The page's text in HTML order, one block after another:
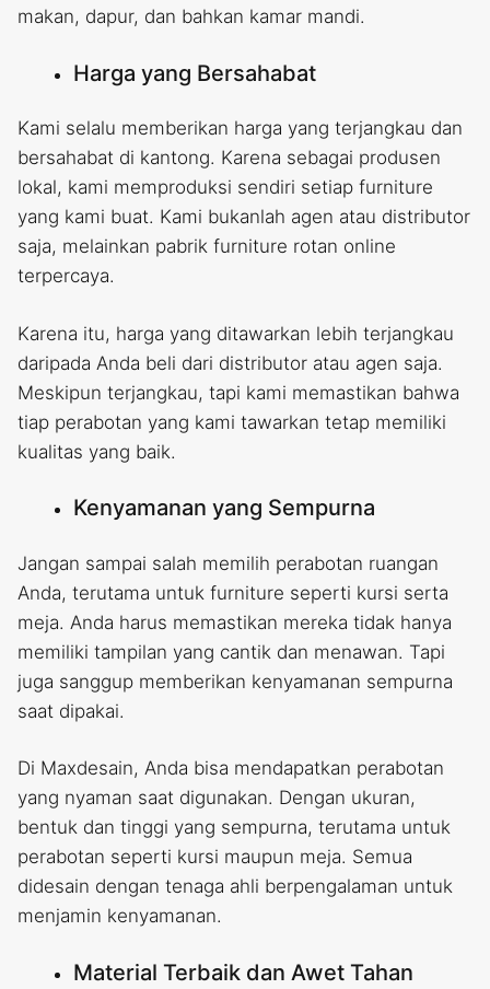
makan, dapur, dan bahkan kamar mandi.
Harga yang Bersahabat
Kami selalu memberikan harga yang terjangkau dan
bersahabat di kantong. Karena sebagai produsen
lokal, kami memproduksi sendiri setiap furniture
yang kami buat. Kami bukanlah agen atau distributor
saja, melainkan pabrik furniture rotan online
terpercaya.
Karena itu, harga yang ditawarkan lebih terjangkau
daripada Anda beli dari distributor atau agen saja.
Meskipun terjangkau, tapi kami memastikan bahwa
tiap perabotan yang kami tawarkan tetap memiliki
kualitas yang baik.
Kenyamanan yang Sempurna
Jangan sampai salah memilih perabotan ruangan
Anda, terutama untuk furniture seperti kursi serta
meja. Anda harus memastikan mereka tidak hanya
memiliki tampilan yang cantik dan menawan. Tapi
juga sanggup memberikan kenyamanan sempurna
saat dipakai.
Di Maxdesain, Anda bisa mendapatkan perabotan
yang nyaman saat digunakan. Dengan ukuran,
bentuk dan tinggi yang sempurna, terutama untuk
perabotan seperti kursi maupun meja. Semua
didesain dengan tenaga ahli berpengalaman untuk
menjamin kenyamanan.
Material Terbaik dan Awet Tahan